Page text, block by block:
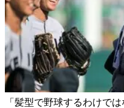
「髪型で野球するわけで